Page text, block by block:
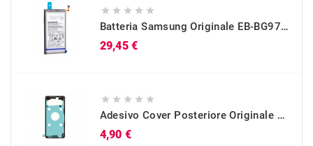
    
Batteria Samsung Originale EB-BG973ABU Per Galaxy S10 (SM-G973)
29,45 €
    
Adesivo Cover Posteriore Originale Galaxy S10 (SM-G973)
4,90 €